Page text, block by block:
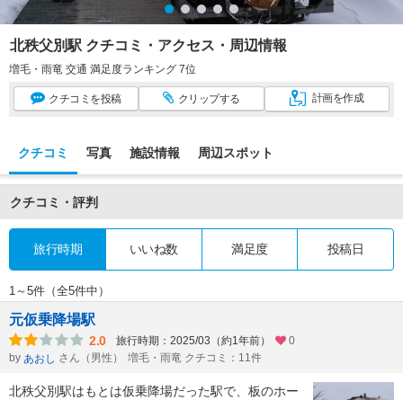
北秩父別駅 クチコミ・アクセス・周辺情報
増毛・雨竜 交通 満足度ランキング 7位
クチコミ を投稿 クリップする 計画を作成
クチコミ 写真 施設情報 周辺スポット
クチコミ・評判
旅行時期 いいね数 満足度 投稿日
1～5件（全5件中）
元仮乗降場駅
2.0 旅行時期：2025/03（約1年前）
0
by あおし さん（男性） 増毛・雨竜 クチコミ：11件
北秩父別駅はもとは仮乗降場だった駅で、板のホー